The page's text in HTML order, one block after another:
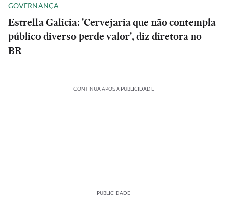
GOVERNANÇA
Estrella Galicia: 'Cervejaria que não contempla
público diverso perde valor', diz diretora no
BR
CONTINUA APÓS A PUBLICIDADE
PUBLICIDADE